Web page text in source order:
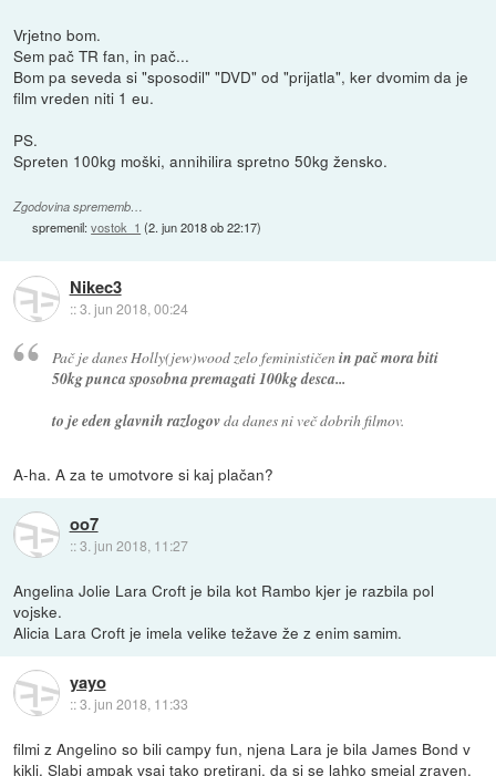
Vrjetno bom.
Sem pač TR fan, in pač...
Bom pa seveda si "sposodil" "DVD" od "prijatla", ker dvomim da je
film vreden niti 1 eu.
PS.
Spreten 100kg moški, annihilira spretno 50kg žensko.
Zgodovina sprememb…
spremenil:vostok_1 (2. jun 2018 ob 22:17)
Nikec3
::3. jun 2018, 00:24
Pač je danes Holly(jew)wood zelo feminističenin pač mora biti
50kg punca sposobna premagati 100kg desca...
to je eden glavnih razlogovda danes ni več dobrih filmov.
A-ha. A za te umotvore si kaj plačan?
oo7
::3. jun 2018, 11:27
Angelina Jolie Lara Croft je bila kot Rambo kjer je razbila pol
vojske.
Alicia Lara Croft je imela velike težave že z enim samim.
yayo
::3. jun 2018, 11:33
filmi z Angelino so bili campy fun, njena Lara je bila James Bond v
kikli. Slabi ampak vsaj tako pretirani, da si se lahko smejal zraven.